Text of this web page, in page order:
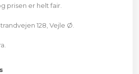
prisen er helt fair.
128, Vejle Ø.